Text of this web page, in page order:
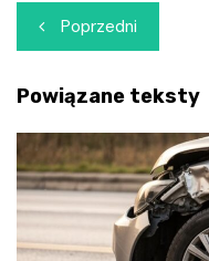
Nawigacja
wpisu
Poprzedni
Powiązane teksty